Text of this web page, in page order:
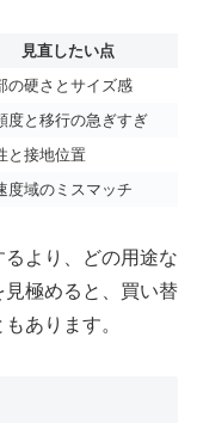
見直したい点
の硬さとサイズ感
度と移行の急ぎすぎ
と接地位置
度域のミスマッチ
より、どの用途な
極めると、買い替
あります。